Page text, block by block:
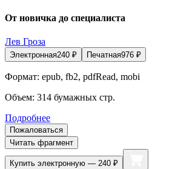
От новичка до специалиста
Лев Гроза
Электронная240 ₽ Печатная976 ₽
Формат: epub, fb2, pdfRead, mobi
Объем: 314 бумажных стр.
Подробнее
Пожаловаться
Читать фрагмент
Купить электронную — 240 ₽